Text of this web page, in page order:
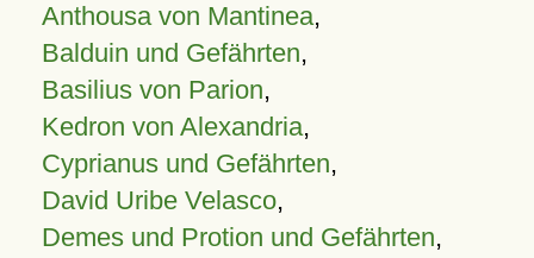
Anthousa von Mantinea,
Balduin und Gefährten,
Basilius von Parion,
Kedron von Alexandria,
Cyprianus und Gefährten,
David Uribe Velasco,
Demes und Protion und Gefährten,